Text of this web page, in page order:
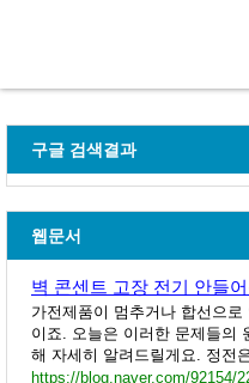
구글 검색결과
웹문서
벽 콘센트 고장 전기 안들
가전제품이 멈추거나 합선으
이죠. 오늘은 이러한 문제들의
해 자세히 알려드릴게요. 정전
https://blog.naver.com/92154/